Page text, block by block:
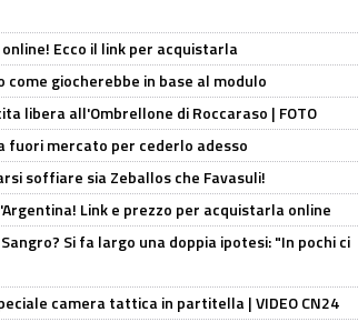
Ecco il link per acquistarla
come giocherebbe in base al modulo
libera all'Ombrellone di Roccaraso | FOTO
fuori mercato per cederlo adesso
soffiare sia Zeballos che Favasuli!
Link e prezzo per acquistarla online
Si fa largo una doppia ipotesi: "In pochi ci
camera tattica in partitella | VIDEO CN24